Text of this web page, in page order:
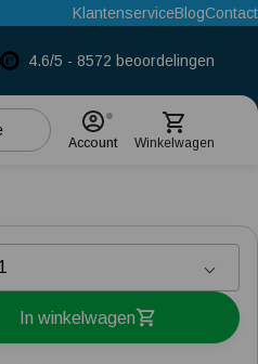
KlantenserviceBlogContact
4.6/5 - 8572 beoordelingen
Account Winkelwagen
In winkelwagen